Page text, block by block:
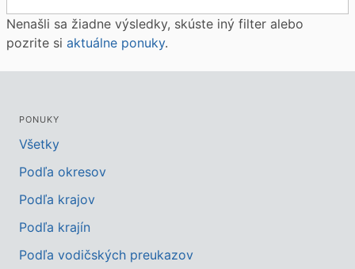
Nenašli sa žiadne výsledky, skúste iný filter alebo
pozrite si aktuálne ponuky.
PONUKY
Všetky
Podľa okresov
Podľa krajov
Podľa krajín
Podľa vodičských preukazov